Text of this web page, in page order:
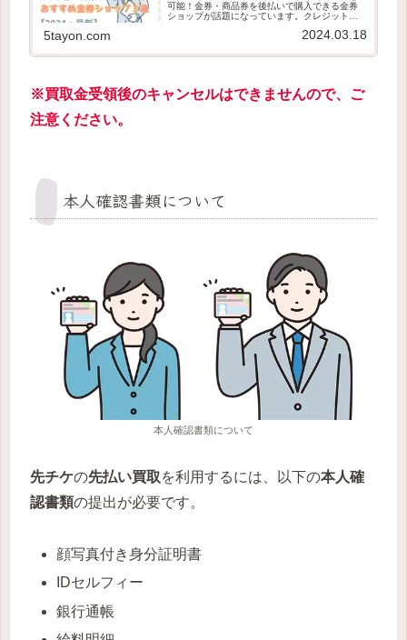
可能！金券・商品券を後払いで購入できる金券
ショップが話題になっています。クレジットカ
を購入できるので手元に現金がなくても大丈
5tayon.com 2024.03.18
※買取金受領後のキャンセルはできませんので、ご
注意ください。
本人確認書類について
本人確認書類について
先チケの先払い買取を利用するには、以下の本人確
認書類の提出が必要です。
顔写真付き身分証明書
IDセルフィー
銀行通帳